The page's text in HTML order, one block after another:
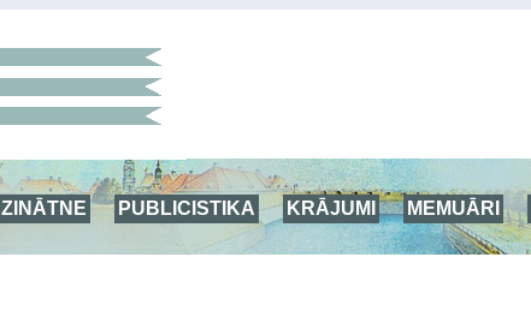
ZINĀTNE PUBLICISTIKA KRĀJUMI MEMUĀRI